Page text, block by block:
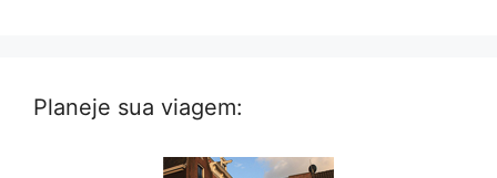
Planeje sua viagem: